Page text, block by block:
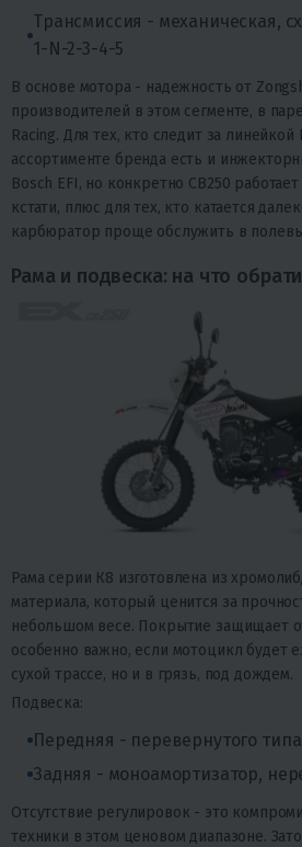
Трансмиссия - механическая,
1-N-2-3-4-5
В основе мотора - надежность от
производителей в этом сегменте, в
Racing. Для тех, кто следит за линейкой
ассортименте бренда есть и
Bosch EFI, но конкретно CB250
кстати, плюс для тех, кто катается
карбюратор проще обслужить в
Рама и подвеска: на что
Рама серии К8 изготовлена из
материала, который ценится за
небольшом весе. Покрытие защищает
особенно важно, если мотоцикл будет
сухой трассе, но и в грязь, под дождем.
Подвеска:
Передняя - перевернутого
Задняя - моноамортизатор,
Отсутствие регулировок - это
техники в этом ценовом диапазоне.